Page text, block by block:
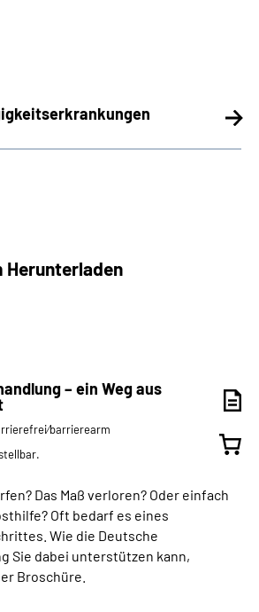
Herunterladen
– ein Weg aus
Das Maß verloren? Oder einfach
Oft bedarf es eines
Wie die Deutsche
Sie dabei unterstützen kann,
Broschüre.